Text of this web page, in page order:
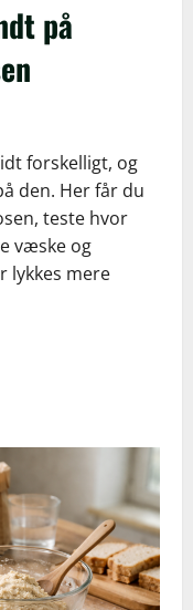
på
forskelligt, og
den. Her får du
teste hvor
væske og
lykkes mere